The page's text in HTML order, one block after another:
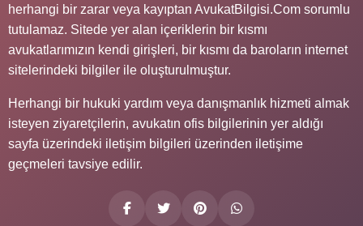
herhangi bir zarar veya kayıptan AvukatBilgisi.Com sorumlu
tutulamaz. Sitede yer alan içeriklerin bir kısmı
avukatlarımızın kendi girişleri, bir kısmı da baroların internet
sitelerindeki bilgiler ile oluşturulmuştur.
Herhangi bir hukuki yardım veya danışmanlık hizmeti almak
isteyen ziyaretçilerin, avukatın ofis bilgilerinin yer aldığı
sayfa üzerindeki iletişim bilgileri üzerinden iletişime
geçmeleri tavsiye edilir.